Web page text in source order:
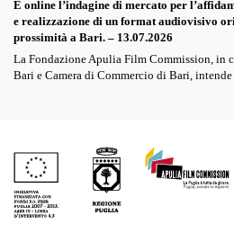
È online l’indagine di mercato per
e realizzazione di un format audiovisivo
prossimità a Bari. – 13.07.2026
La Fondazione Apulia Film Commission, in
Bari e Camera di Commercio di Bari,